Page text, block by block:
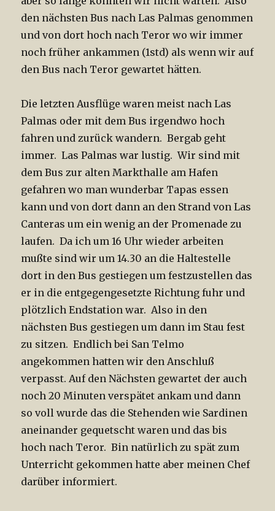
den nächsten Bus nach Las Palmas genommen
und von dort hoch nach Teror wo wir immer
noch früher ankammen (1std) als wenn wir auf
den Bus nach Teror gewartet hätten.
Die letzten Ausflüge waren meist nach Las
Palmas oder mit dem Bus irgendwo hoch
fahren und zurück wandern. Bergab geht
immer. Las Palmas war lustig. Wir sind mit
dem Bus zur alten Markthalle am Hafen
gefahren wo man wunderbar Tapas essen
kann und von dort dann an den Strand von Las
Canteras um ein wenig an der Promenade zu
laufen. Da ich um 16 Uhr wieder arbeiten
mußte sind wir um 14.30 an die Haltestelle
dort in den Bus gestiegen um festzustellen das
er in die entgegengesetzte Richtung fuhr und
plötzlich Endstation war. Also in den
nächsten Bus gestiegen um dann im Stau fest
zu sitzen. Endlich bei San Telmo
angekommen hatten wir den Anschluß
verpasst. Auf den Nächsten gewartet der auch
noch 20 Minuten verspätet ankam und dann
so voll wurde das die Stehenden wie Sardinen
aneinander gequetscht waren und das bis
hoch nach Teror. Bin natürlich zu spät zum
Unterricht gekommen hatte aber meinen Chef
darüber informiert.